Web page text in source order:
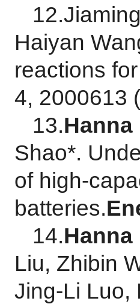
Haiyan
reactions
4, 2000613 (
13.Hanna
Shao*.
of high-
batteries.
14.Hanna
Liu, Zhibin
Jing-Li Luo,